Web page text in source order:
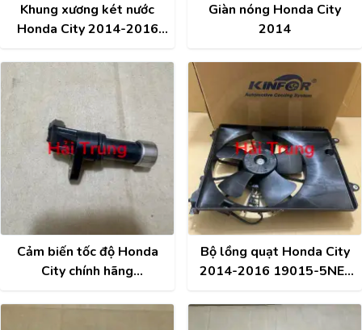
Khung xương két nước
Honda City 2014-2016
T10ZZ
Giàn nóng Honda City
2014
Cảm biến tốc độ Honda
City chính hãng
Bộ lồng quạt Honda City
2014-2016 19015-5NE-